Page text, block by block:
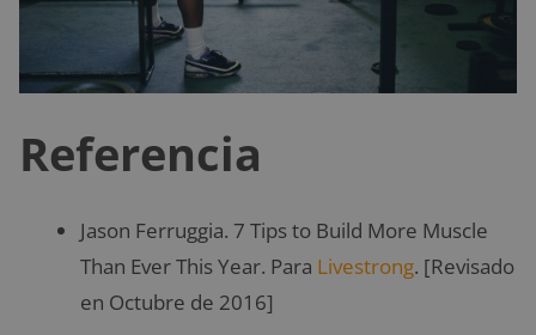
Referencia
Jason Ferruggia. 7 Tips to Build More Muscle
Than Ever This Year. Para Livestrong. [Revisado
en Octubre de 2016]